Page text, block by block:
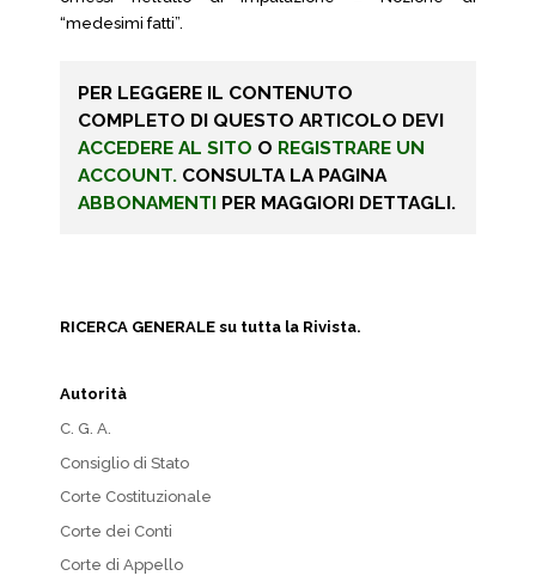
“medesimi fatti”.
PER LEGGERE IL CONTENUTO
COMPLETO DI QUESTO ARTICOLO DEVI
ACCEDERE AL SITO O REGISTRARE UN
ACCOUNT. CONSULTA LA PAGINA
ABBONAMENTI PER MAGGIORI DETTAGLI.
RICERCA GENERALE su tutta la Rivista.
Autorità
C. G. A.
Consiglio di Stato
Corte Costituzionale
Corte dei Conti
Corte di Appello